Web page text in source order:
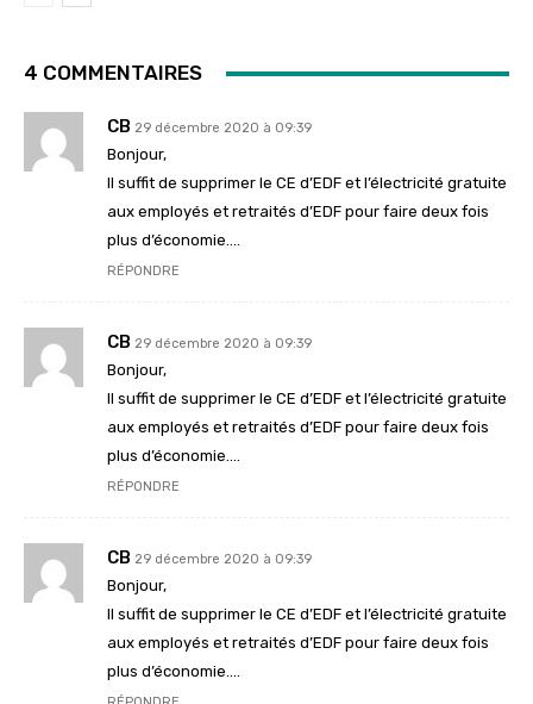
4 COMMENTAIRES
CB 29 décembre 2020 à 09:39
Bonjour,
Il suffit de supprimer le CE d’EDF et l’électricité gratuite
aux employés et retraités d’EDF pour faire deux fois
plus d’économie….
RÉPONDRE
CB 29 décembre 2020 à 09:39
Bonjour,
Il suffit de supprimer le CE d’EDF et l’électricité gratuite
aux employés et retraités d’EDF pour faire deux fois
plus d’économie….
RÉPONDRE
CB 29 décembre 2020 à 09:39
Bonjour,
Il suffit de supprimer le CE d’EDF et l’électricité gratuite
aux employés et retraités d’EDF pour faire deux fois
plus d’économie….